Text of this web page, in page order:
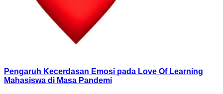
Pengaruh Kecerdasan Emosi pada Love Of Learning
Mahasiswa di Masa Pandemi